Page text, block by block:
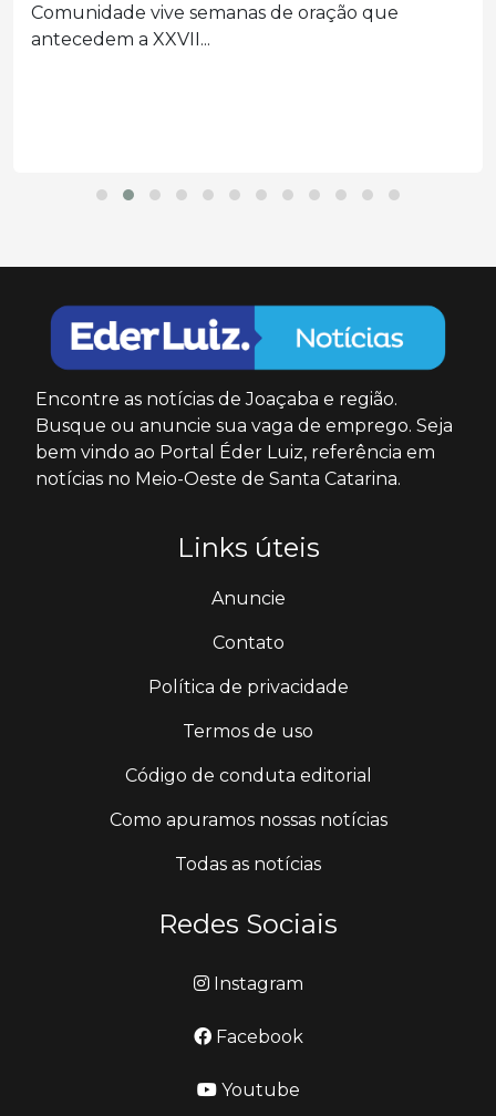
Comunidade vive semanas de oração que
antecedem a XXVII...
Encontre as notícias de Joaçaba e região.
Busque ou anuncie sua vaga de emprego. Seja
bem vindo ao Portal Éder Luiz, referência em
notícias no Meio-Oeste de Santa Catarina.
Links úteis
Anuncie
Contato
Política de privacidade
Termos de uso
Código de conduta editorial
Como apuramos nossas notícias
Todas as notícias
Redes Sociais
Instagram
Facebook
Youtube